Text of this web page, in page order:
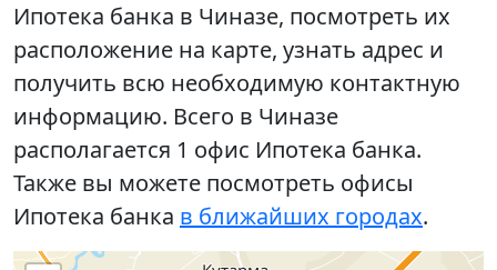
Ипотека банка в Чиназе, посмотреть их
расположение на карте, узнать адрес и
получить всю необходимую контактную
информацию. Всего в Чиназе
располагается 1 офис Ипотека банка.
Также вы можете посмотреть офисы
Ипотека банка в ближайших городах.